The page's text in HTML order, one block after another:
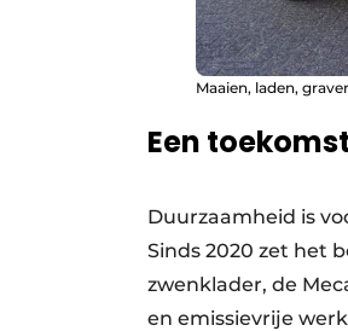
Maaien, laden,
Een
Duurzaamheid is
Sinds 2020 zet het
zwenklader, de
en emissievrije